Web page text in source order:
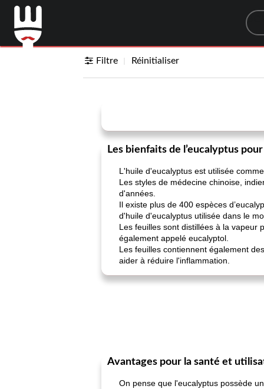
Filtre Réinitialiser
Les bienfaits de l’eucalyptus
L'huile d'eucalyptus est utilisée
Les styles de médecine chinoise,
d'années.
Il existe plus de 400 espèces
d'huile d'eucalyptus utilisée dans le
Les feuilles sont distillées à la vapeur
également appelé eucalyptol.
Les feuilles contiennent également
aider à réduire l'inflammation.
Avantages pour la santé et
On pense que l'eucalyptus possède